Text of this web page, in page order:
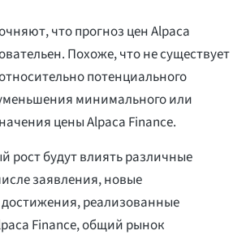
что прогноз цен Alpaca
Похоже, что не существует
потенциального
минимального или
цены Alpaca Finance.
рост будут влиять различные
заявления, новые
достижения, реализованные
Finance, общий рынок